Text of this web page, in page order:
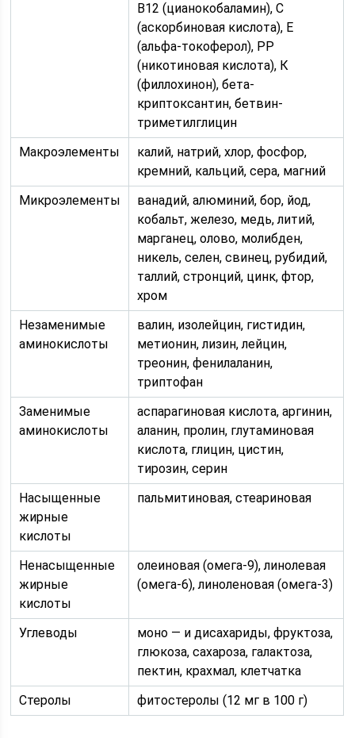
В12 (цианокобаламин), С
(аскорбиновая кислота), Е
(альфа-токоферол), РР
(никотиновая кислота), К
(филлохинон), бета-
криптоксантин, бетвин-
триметилглицин
Макроэлементы
калий, натрий, хлор, фосфор,
кремний, кальций, сера, магний
Микроэлементы
ванадий, алюминий, бор, йод,
кобальт, железо, медь, литий,
марганец, олово, молибден,
никель, селен, свинец, рубидий,
таллий, стронций, цинк, фтор,
хром
Незаменимые
аминокислоты
валин, изолейцин, гистидин,
метионин, лизин, лейцин,
треонин, фенилаланин,
триптофан
Заменимые
аминокислоты
аспарагиновая кислота, аргинин,
аланин, пролин, глутаминовая
кислота, глицин, цистин,
тирозин, серин
Насыщенные
жирные
кислоты
пальмитиновая, стеариновая
Ненасыщенные
жирные
кислоты
олеиновая (омега-9), линолевая
(омега-6), линоленовая (омега-3)
Углеводы
моно — и дисахариды, фруктоза,
глюкоза, сахароза, галактоза,
пектин, крахмал, клетчатка
Стеролы
фитостеролы (12 мг в 100 г)